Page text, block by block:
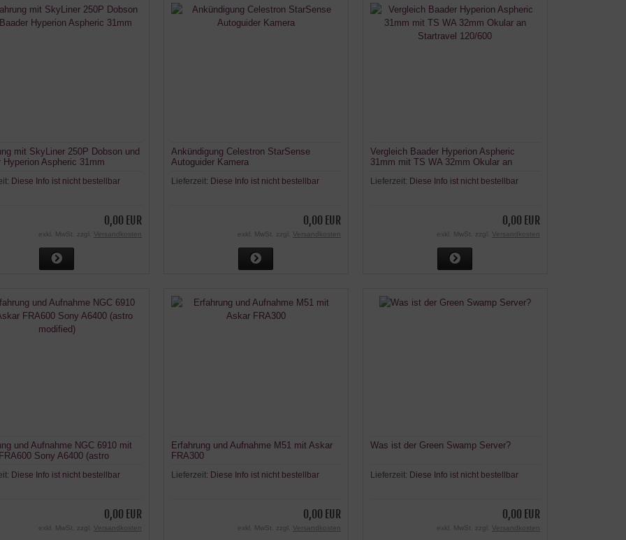
mit SkyLiner 250P Dobson und
Hyperion Aspheric 31mm
Diese Info ist nicht bestellbar
0,00 EUR
exkl. MwSt. zzgl. Versandkosten
Ankündigung Celestron StarSense
Autoguider Kamera
Lieferzeit: Diese Info ist nicht bestellbar
0,00 EUR
exkl. MwSt. zzgl. Versandkosten
Vergleich Baader Hyperion Aspheric
31mm mit TS WA 32mm Okular an
Lieferzeit: Diese Info ist nicht bestellbar
0,00 EUR
exkl. MwSt. zzgl. Versandkosten
und Aufnahme NGC 6910 mit
Sony A6400 (astro
Diese Info ist nicht bestellbar
0,00 EUR
exkl. MwSt. zzgl. Versandkosten
Erfahrung und Aufnahme M51 mit Askar
FRA300
Lieferzeit: Diese Info ist nicht bestellbar
0,00 EUR
exkl. MwSt. zzgl. Versandkosten
Was ist der Green Swamp Server?
Lieferzeit: Diese Info ist nicht bestellbar
0,00 EUR
exkl. MwSt. zzgl. Versandkosten